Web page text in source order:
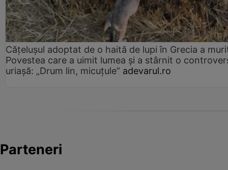
Cățelușul adoptat de o haită de lupi în Grecia a
Povestea care a uimit lumea și a stârnit o
uriașă: „Drum lin, micuțule” adevarul.ro
Parteneri